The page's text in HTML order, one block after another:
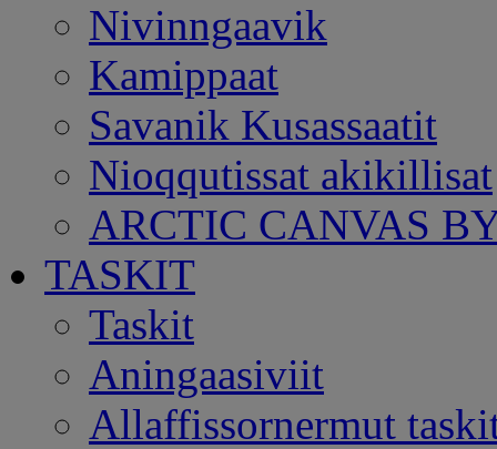
Nivinngaavik
Kamippaat
Savanik Kusassaatit
Nioqqutissat akikillisat
ARCTIC CANVAS
TASKIT
Taskit
Aningaasiviit
Allaffissornermut